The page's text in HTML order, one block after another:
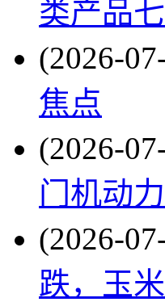
类产品
(2026-
焦点
(2026-
门机动
(2026-
跌，玉